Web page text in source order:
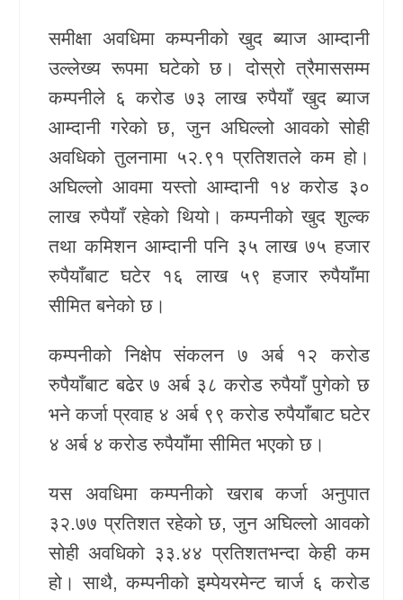
समीक्षा अवधिमा कम्पनीको खुद ब्याज आम्दानी
उल्लेख्य रूपमा घटेको छ। दोस्रो त्रैमाससम्म
कम्पनीले ६ करोड ७३ लाख रुपैयाँ खुद ब्याज
आम्दानी गरेको छ, जुन अघिल्लो आवको सोही
अवधिको तुलनामा ५२.९१ प्रतिशतले कम हो।
अघिल्लो आवमा यस्तो आम्दानी १४ करोड ३०
लाख रुपैयाँ रहेको थियो। कम्पनीको खुद शुल्क
तथा कमिशन आम्दानी पनि ३५ लाख ७५ हजार
रुपैयाँबाट घटेर १६ लाख ५९ हजार रुपैयाँमा
सीमित बनेको छ।
कम्पनीको निक्षेप संकलन ७ अर्ब १२ करोड
रुपैयाँबाट बढेर ७ अर्ब ३८ करोड रुपैयाँ पुगेको छ
भने कर्जा प्रवाह ४ अर्ब ९९ करोड रुपैयाँबाट घटेर
४ अर्ब ४ करोड रुपैयाँमा सीमित भएको छ।
यस अवधिमा कम्पनीको खराब कर्जा अनुपात
३२.७७ प्रतिशत रहेको छ, जुन अघिल्लो आवको
सोही अवधिको ३३.४४ प्रतिशतभन्दा केही कम
हो। साथै, कम्पनीको इम्पेयरमेन्ट चार्ज ६ करोड